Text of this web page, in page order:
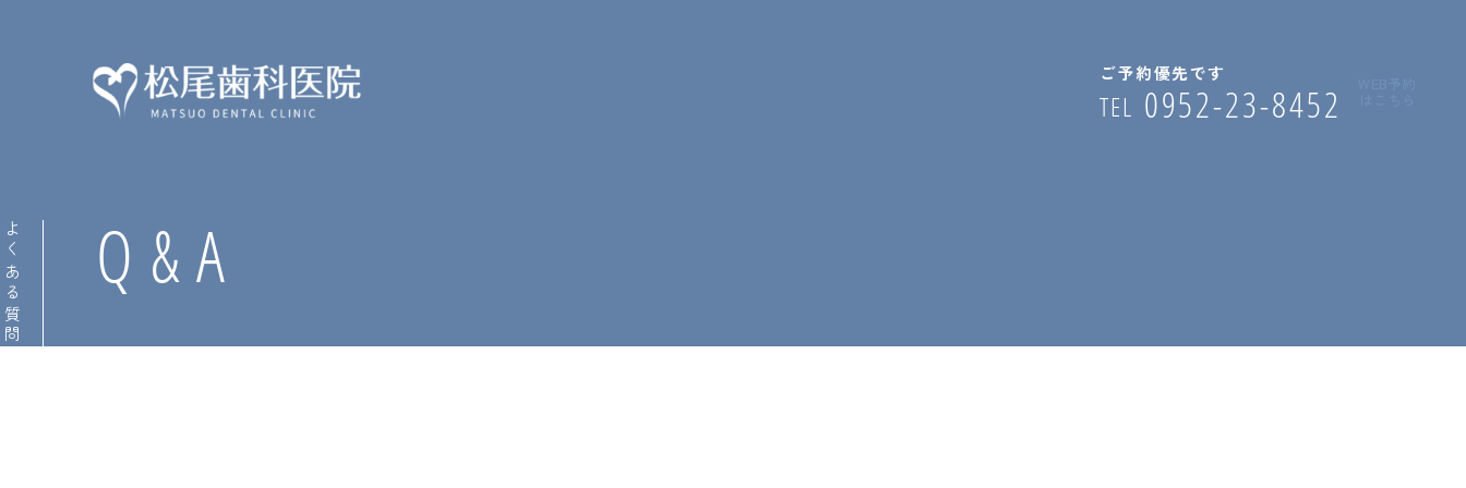
尾
歯
科
ご予約優先です
TEL 0952-23-8452
よくある質問 Q&A